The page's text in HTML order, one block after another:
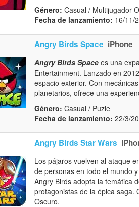
Género: Casual / Multijugador
Fecha de lanzamiento: 16/11/
Angry Birds Space iPhone
Angry Birds Space es una
Entertainment. Lanzado en
espacio exterior. Con
planetarios, ofrece una
Género: Casual / Puzle
Fecha de lanzamiento: 22/3/
Angry Birds Star Wars
Los pájaros vuelven al ataque
de personas en todo el mundo
Angry Birds adopta la temática
protagonistas de la épica saga.
Oscuro.